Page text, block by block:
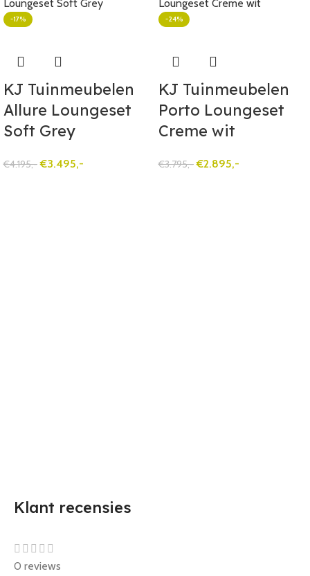
-17%
KJ Tuinmeubelen
Allure Loungeset
Soft Grey
€4.195,- €3.495,-
-24%
KJ Tuinmeubelen
Porto Loungeset
Creme wit
€3.795,- €2.895,-
Klant recensies
0 reviews